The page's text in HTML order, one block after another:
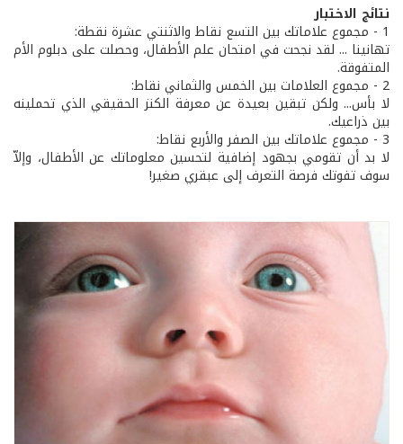
نتائج الاختبار
1 - مجموع علاماتك بين التسع نقاط والاثنتي عشرة نقطة:
تهانينا ... لقد نجحت في امتحان علم الأطفال، وحصلت على دبلوم الأم
المتفوقة.
2 - مجموع العلامات بين الخمس والثماني نقاط:
لا بأس... ولكن تبقين بعيدة عن معرفة الكنز الحقيقي الذي تحملينه
بين ذراعيك.
3 - مجموع علاماتك بين الصفر والأربع نقاط:
لا بد أن تقومي بجهود إضافية لتحسين معلوماتك عن الأطفال، وإلاّ
سوف تفوتك فرصة التعرف إلى عبقري صغير!